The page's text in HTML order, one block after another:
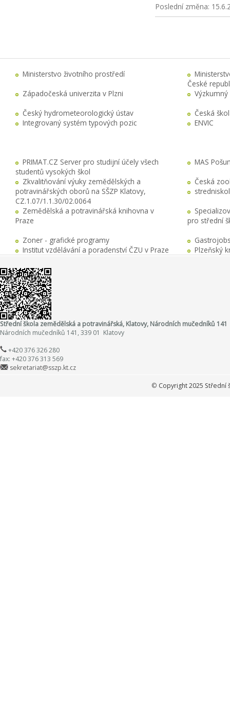
Poslední změna:
Ministerstvo životního prostředí
České
Západočeská univerzita v Plzni
Český hydrometeorologický ústav
Česká
Integrovaný systém typových pozic
ENVIC
PRIMAT.CZ Server pro studijní účely všech
studentů vysokých škol
MAS
Zkvalitňování výuky zemědělských a
potravinářských oborů na SŠZP Klatovy,
CZ.1.07/1.1.30/02.0064
Česká
Zemědělská a potravinářská knihovna v
Praze
pro střední
Zoner - grafické programy
Institut vzdělávání a poradenství ČZU v Praze
Plzeňský
Střední škola zemědělská a potravinářská, Klatovy, Národních mučedníků 141
Národních mučedníků 141, 339 01 Klatovy
+420 376 326 280
fax: +420 376 313 569
sekretariat@sszp.kt.cz
© Copyright 2025 Střední